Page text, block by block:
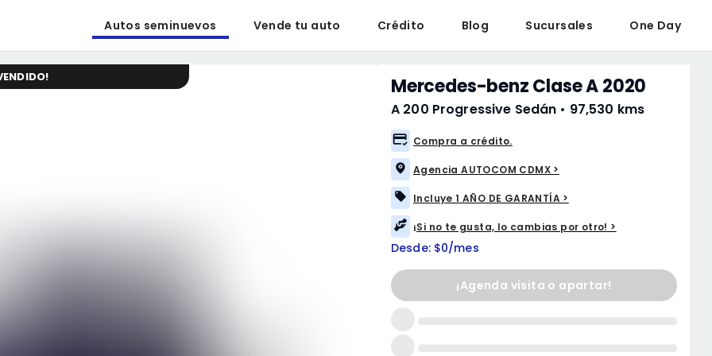
Autos seminuevos Vende tu auto Crédito Blog Sucursales One Day
! Mercedes-benz Clase A 2020
A 200 Progressive Sedán • 97,530 kms
Compra a crédito.
Agencia AUTOCOM CDMX >
Incluye 1 AÑO DE GARANTÍA >
¡Si no te gusta, lo cambias por otro! >
Desde: $0/mes
¡Agenda visita o apartar!